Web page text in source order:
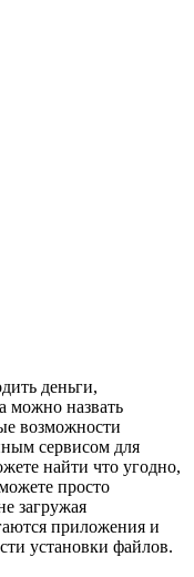
деньги,
можно назвать
возможности
сервисом для
найти что угодно,
просто
загружая
приложения и
установки файлов.